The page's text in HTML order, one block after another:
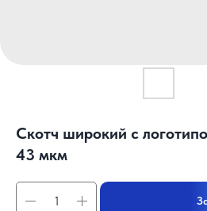
Скотч широкий с
43 мкм